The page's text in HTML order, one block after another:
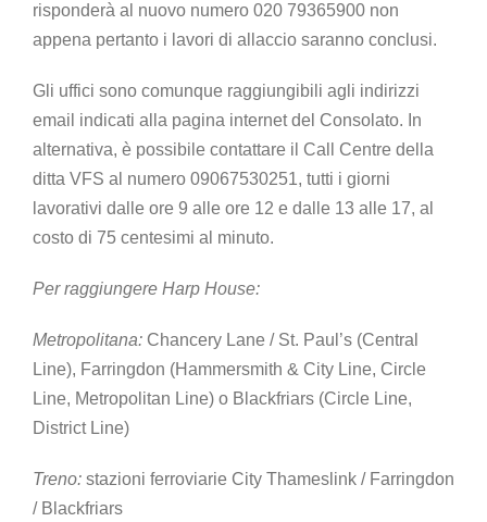
risponderà al nuovo numero 020 79365900 non
appena pertanto i lavori di allaccio saranno conclusi.
Gli uffici sono comunque raggiungibili agli indirizzi
email indicati alla pagina internet del Consolato. In
alternativa, è possibile contattare il Call Centre della
ditta VFS al numero 09067530251, tutti i giorni
lavorativi dalle ore 9 alle ore 12 e dalle 13 alle 17, al
costo di 75 centesimi al minuto.
Per raggiungere Harp House:
Metropolitana: Chancery Lane / St. Paul’s (Central
Line), Farringdon (Hammersmith & City Line, Circle
Line, Metropolitan Line) o Blackfriars (Circle Line,
District Line)
Treno: stazioni ferroviarie City Thameslink / Farringdon
/ Blackfriars